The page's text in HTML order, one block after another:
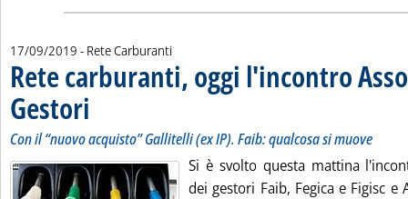
17/09/2019 - Rete Carburanti
Rete carburanti, oggi l'incontro
Gestori . Sottotitolo: Con il “nuovo acquisto” Gallitelli (ex IP). Faib: qualcosa si
. Pubblicata martedì 17 settembre 2019 alle 10.38.
Con il “nuovo acquisto” Gallitelli (ex IP). Faib: qualcosa si muove
Si è svolto questa mattina
dei gestori Faib, Fegica e Figisc e